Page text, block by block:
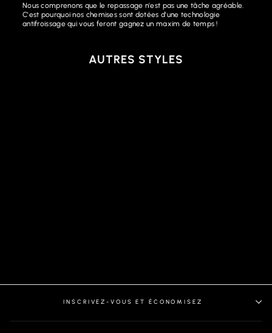
Nous comprenons que le repassage n'est pas une tâche agréable.
C'est pourquoi nos chemises sont dotées d'une technologie
antifroissage qui vous feront gagnez un maxim de temps !
AUTRES STYLES
INSCRIVEZ-VOUS ET ÉCONOMISEZ